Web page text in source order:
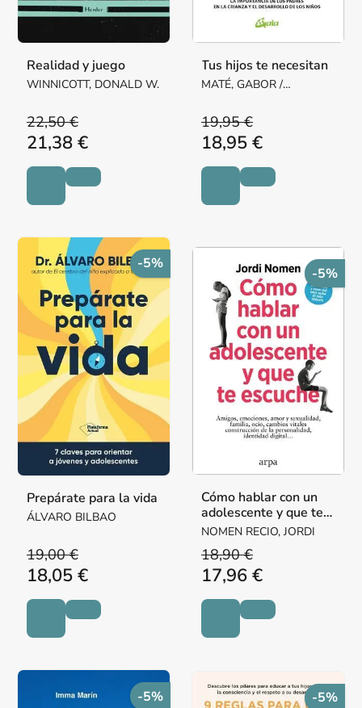
Realidad y juego
WINNICOTT, DONALD W.
22,50 €
21,38 €
Tus hijos te necesitan
MATÉ, GABOR /
19,95 €
18,95 €
-5%
Prepárate para la vida
ÁLVARO BILBAO
19,00 €
18,05 €
-5%
Cómo hablar con un
adolescente y que te
escuche
NOMEN RECIO, JORDI
18,90 €
17,96 €
-5% -5%